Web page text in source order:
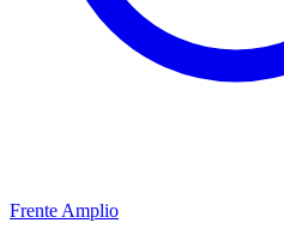
Frente Amplio